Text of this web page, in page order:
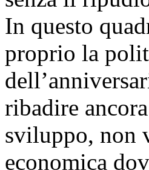
In questo
proprio la
ribadire
sviluppo, non
economica